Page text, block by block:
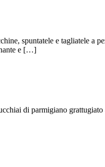
spuntatele e tagliatele a
e […]
di parmigiano